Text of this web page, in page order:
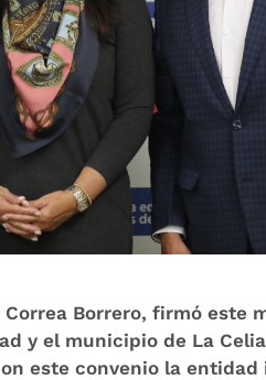
Borrero, firmó este
y el municipio de La
este convenio la